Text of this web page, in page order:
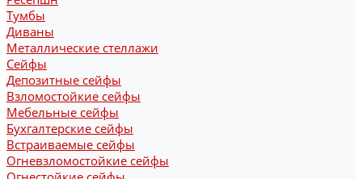
Тумбы
Диваны
Металлические стеллажи
Сейфы
Депозитные сейфы
Взломостойкие сейфы
Мебельные сейфы
Бухгалтерские сейфы
Встраиваемые сейфы
Огневзломостойкие сейфы